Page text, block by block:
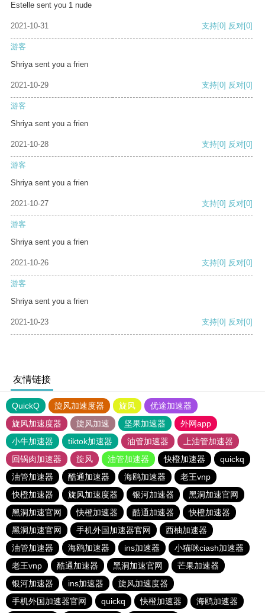
Estelle sent you 1 nude
2021-10-31 支持[0] 反对[0]
游客
Shriya sent you a frien
2021-10-29 支持[0] 反对[0]
游客
Shriya sent you a frien
2021-10-28 支持[0] 反对[0]
游客
Shriya sent you a frien
2021-10-27 支持[0] 反对[0]
游客
Shriya sent you a frien
2021-10-26 支持[0] 反对[0]
游客
Shriya sent you a frien
2021-10-23 支持[0] 反对[0]
友情链接
QuickQ 旋风加速度器 旋风
优途加速器
旋风加速度器
旋风加速 坚果加速器
外网app
小牛加速器
tiktok加速器 油管加速器
上油管加速器
回锅肉加速器
旋风 油管加速器 快橙加速器
quickq
油管加速器
酷通加速器 海鸥加速器
老王vnp
快橙加速器
旋风加速度器 银河加速器
黑洞加速官网
黑洞加速官网
快橙加速器 酷通加速器
快橙加速器
黑洞加速官网
手机外国加速器官网
西柚加速器
油管加速器
海鸥加速器 ins加速器
小猫咪ciash加速器
老王vnp
酷通加速器 黑洞加速官网
芒果加速器
银河加速器
ins加速器
旋风加速度器
手机外国加速器官网
quickq 快橙加速器 海鸥加速器